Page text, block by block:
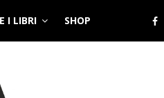
I LIBRI SHOP